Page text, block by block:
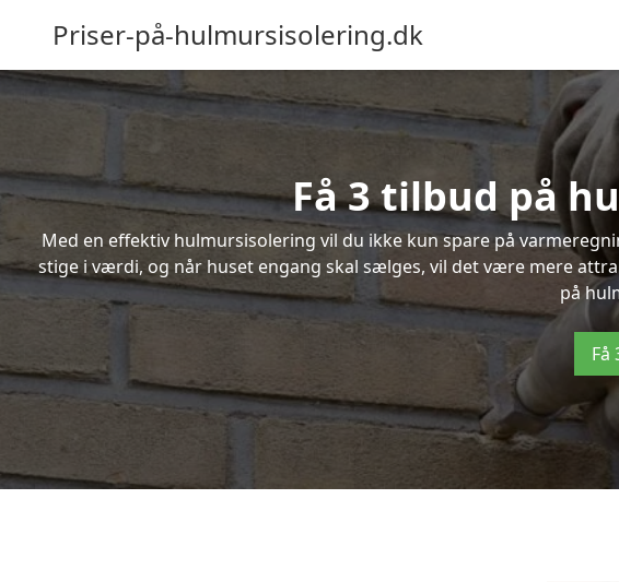
Priser-på-hulmursisolering.dk
Få 3 tilbud på
Med en effektiv hulmursisolering vil du ikke kun spare på
stige i værdi, og når huset engang skal sælges, vil det være mere
på